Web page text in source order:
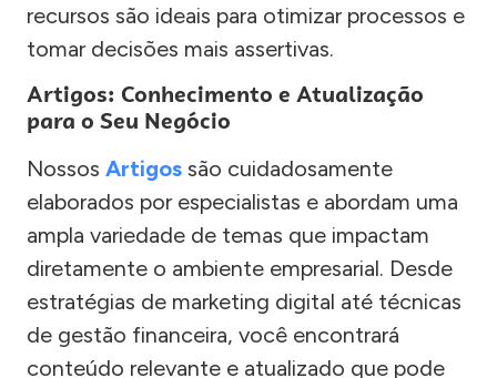
recursos são ideais para otimizar processos e
tomar decisões mais assertivas.
Artigos: Conhecimento e Atualização
para o Seu Negócio
Nossos Artigos são cuidadosamente
elaborados por especialistas e abordam uma
ampla variedade de temas que impactam
diretamente o ambiente empresarial. Desde
estratégias de marketing digital até técnicas
de gestão financeira, você encontrará
conteúdo relevante e atualizado que pode